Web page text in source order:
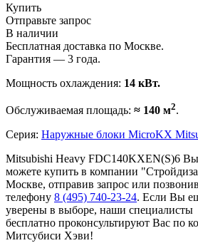
Купить
Отправьте запрос
В наличии
Бесплатная доставка по Москве.
Гарантия — 3 года.
Мощность охлаждения: 14 кВт.
Обслуживаемая площадь: ≈ 140 м2.
Серия: Наружные блоки MicroKX
Mitsubishi Heavy FDC140KXEN(S)6 Вы
можете купить в компании
Москве, отправив запрос или
телефону 8 (495) 740-23-24. Если Вы
уверены в выборе, наши специалисты
бесплатно проконсультируют Вас по
Митсубиси Хэви!